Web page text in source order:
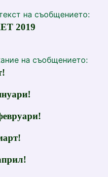
на съобщението:
2019
на съобщението: